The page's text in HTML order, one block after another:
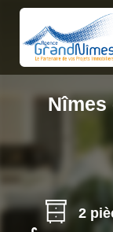
Nîmes
2